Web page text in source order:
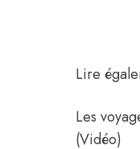
Lire
Les
(Vidéo)